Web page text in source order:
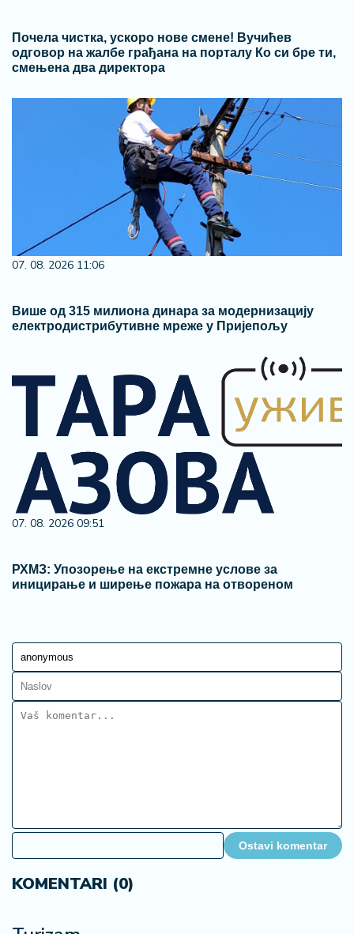
Почела чистка, ускоро нове смене! Вучићев
одговор на жалбе грађана на порталу Ко си бре ти,
смењена два директора
07. 08. 2026 11:06
Више од 315 милиона динара за модернизацију
електродистрибутивне мреже у Пријепољу
07. 08. 2026 09:51
РХМЗ: Упозорење на екстремне услове за
иницирање и ширење пожара на отвореном
Ostavi komentar
KOMENTARI (0)